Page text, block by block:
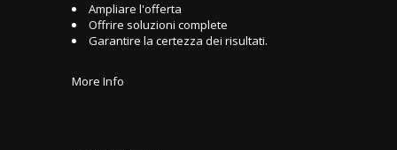
Ampliare l'offerta
Offrire soluzioni complete
Garantire la certezza dei risultati.
More Info